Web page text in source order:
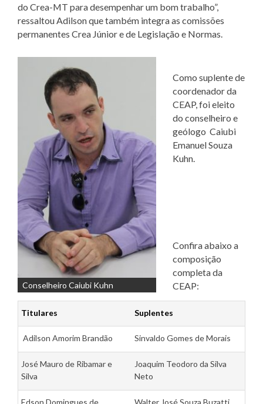
do Crea-MT para desempenhar um bom trabalho”,
ressaltou Adilson que também integra as comissões
permanentes Crea Júnior e de Legislação e Normas.
Conselheiro Caiubi Kuhn
Como suplente de
coordenador da
CEAP, foi eleito
do conselheiro e
geólogo Caiubi
Emanuel Souza
Kuhn.
Confira abaixo a
composição
completa da
CEAP:
Titulares Suplentes
Adilson Amorim Brandão Sinvaldo Gomes de Morais
José Mauro de Ribamar e
Silva
Joaquim Teodoro da Silva
Neto